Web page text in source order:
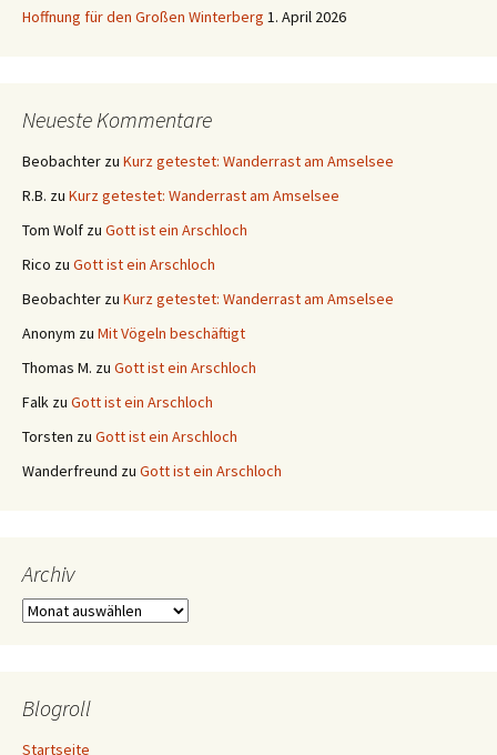
Hoffnung für den Großen Winterberg 1. April 2026
Neueste Kommentare
Beobachter zu Kurz getestet: Wanderrast am Amselsee
R.B. zu Kurz getestet: Wanderrast am Amselsee
Tom Wolf zu Gott ist ein Arschloch
Rico zu Gott ist ein Arschloch
Beobachter zu Kurz getestet: Wanderrast am Amselsee
Anonym zu Mit Vögeln beschäftigt
Thomas M. zu Gott ist ein Arschloch
Falk zu Gott ist ein Arschloch
Torsten zu Gott ist ein Arschloch
Wanderfreund zu Gott ist ein Arschloch
Archiv
Archiv
Blogroll
Startseite